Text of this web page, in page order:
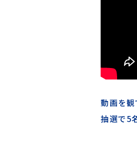
動画を観
抽選で5